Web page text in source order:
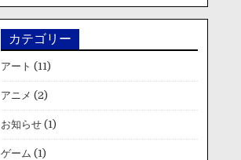
カテゴリー
アート (11)
アニメ (2)
お知らせ(1)
ゲーム (1)